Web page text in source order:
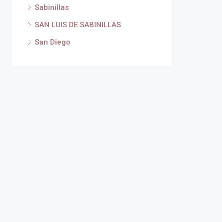
Sabinillas
SAN LUIS DE SABINILLAS
San Diego